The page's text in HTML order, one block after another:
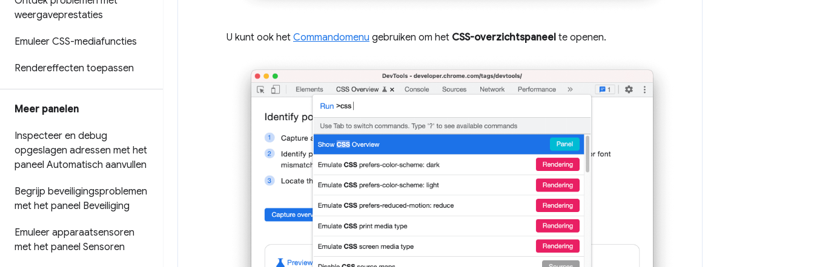
weergaveprestaties
Emuleer CSS-mediafuncties
Rendereffecten toepassen
Meer panelen
Inspecteer en debug
opgeslagen adressen met het
paneel Automatisch aanvullen
Begrijp beveiligingsproblemen
met het paneel Beveiliging
Emuleer apparaatsensoren
met het paneel Sensoren
U kunt ook het Commandomenu gebruiken om het CSS-overzichtspaneel te openen.